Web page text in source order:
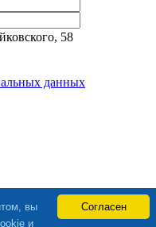
58
данных
Согласен
вы
и